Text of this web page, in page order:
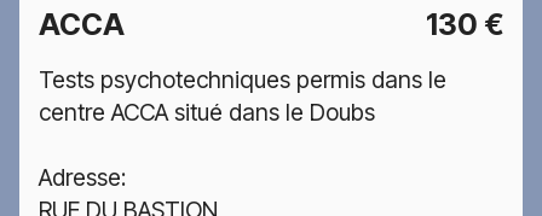
ACCA 130 €
Tests psychotechniques permis dans le
centre ACCA situé dans le Doubs
Adresse:
RUE DU BASTION